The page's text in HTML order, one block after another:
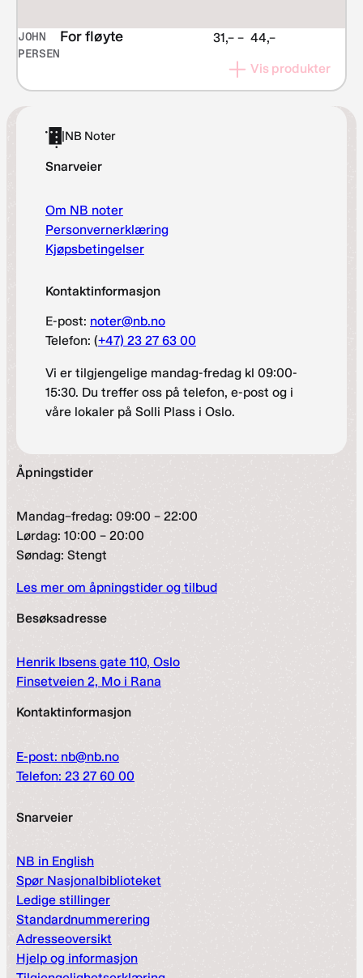
JOHN
PERSEN
For fløyte 31,– – 44,–Prisområde:
til
kr 44,–
Vis produkter
NB Noter
Snarveier
Om NB noter
Personvernerklæring
Kjøpsbetingelser
Kontaktinformasjon
E-post: noter@nb.no
Telefon: (+47) 23 27 63 00
Vi er tilgjengelige mandag-fredag kl 09:00-
15:30. Du treffer oss på telefon, e-post og i
våre lokaler på Solli Plass i Oslo.
Åpningstider
Mandag–fredag: 09:00 – 22:00
Lørdag: 10:00 – 20:00
Søndag: Stengt
Les mer om åpningstider og tilbud
Besøksadresse
Henrik Ibsens gate 110, Oslo
Finsetveien 2, Mo i Rana
Kontaktinformasjon
E-post: nb@nb.no
Telefon: 23 27 60 00
Snarveier
NB in English
Spør Nasjonalbiblioteket
Ledige stillinger
Standardnummerering
Adresseoversikt
Hjelp og informasjon